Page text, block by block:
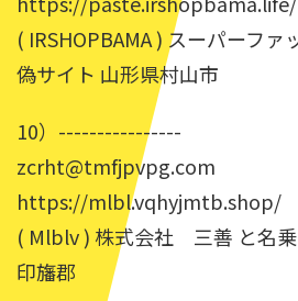
( IRSHOPBAMA ) スーパーファ
偽サイト 山形県村山市
10）----------------
zcrht@tmfjpvpg.com
https://mlbl.vqhyjmtb.shop/
( Mlblv ) 株式会社 三善 と名
印旛郡